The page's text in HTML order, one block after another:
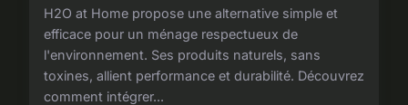
H2O at Home propose une alternative simple et
efficace pour un ménage respectueux de
l'environnement. Ses produits naturels, sans
toxines, allient performance et durabilité. Découvrez
comment intégrer...